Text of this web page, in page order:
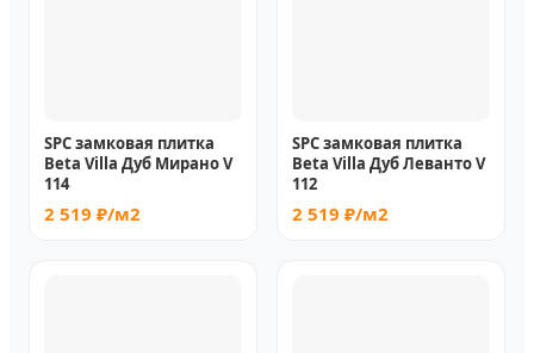
SPC замковая плитка
Beta Villa Дуб Мирано V
114
2 519 ₽/м2
SPC замковая плитка
Beta Villa Дуб Леванто V
112
2 519 ₽/м2